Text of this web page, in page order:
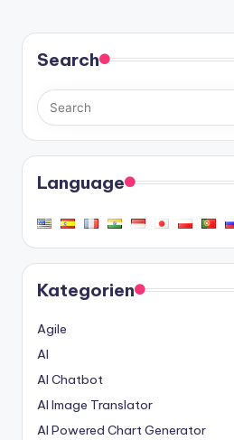
Search
Language
Kategorien
Agile
AI
AI Chatbot
AI Image Translator
AI Powered Chart Generator